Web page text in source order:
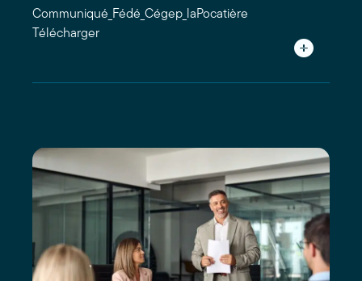
Communiqué_Fédé_Cégep_laPocatière
Télécharger